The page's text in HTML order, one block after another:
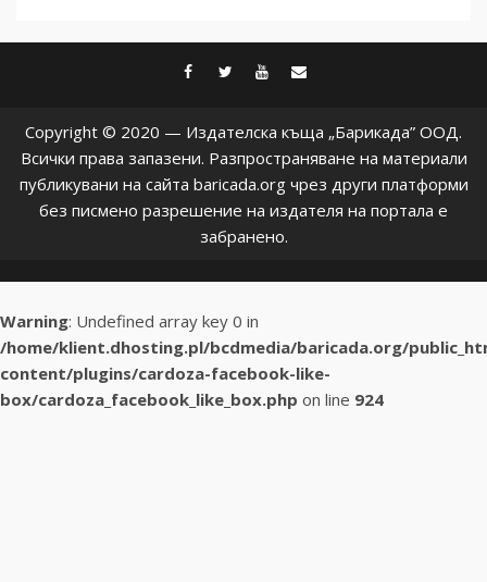
facebook
twitter
youtube
Copyright © 2020 — Издателска къща „Барикада” ООД.
Всички права запазени. Разпространяване на материали
публикувани на сайта baricada.org чрез други платформи
без писмено разрешение на издателя на портала е
забранено.
Warning: Undefined array key 0 in
/home/klient.dhosting.pl/bcdmedia/baricada.org/
content/plugins/cardoza-facebook-like-
box/cardoza_facebook_like_box.php on line 924